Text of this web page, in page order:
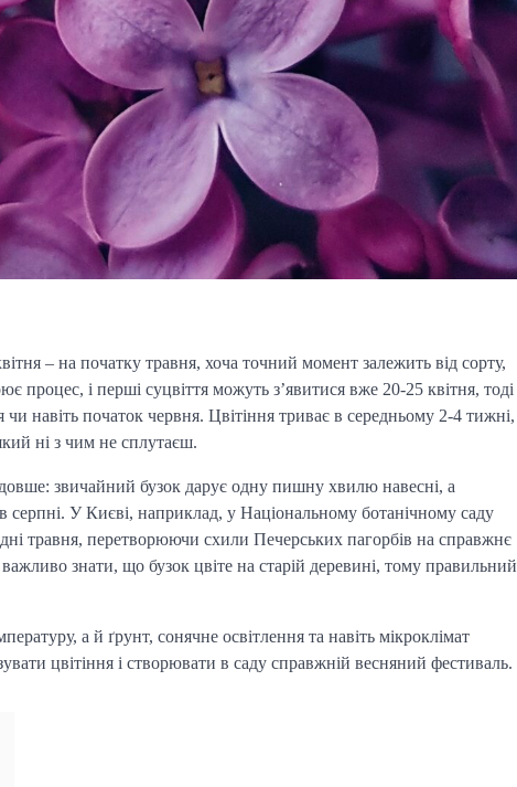
– на початку травня, хоча точний момент залежить від сорту,
процес, і перші суцвіття можуть з’явитися вже 20-25 квітня, тоді
навіть початок червня. Цвітіння триває в середньому 2-4 тижні,
ні з чим не сплутаєш.
довше: звичайний бузок дарує одну пишну хвилю навесні, а
У Києві, наприклад, у Національному ботанічному саду
травня, перетворюючи схили Печерських пагорбів на справжнє
знати, що бузок цвіте на старій деревині, тому правильний
а й ґрунт, сонячне освітлення та навіть мікроклімат
цвітіння і створювати в саду справжній весняний фестиваль.